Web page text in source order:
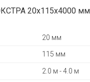
20x115x4000 мм
20 мм
115 мм
2.0 м - 4.0 м